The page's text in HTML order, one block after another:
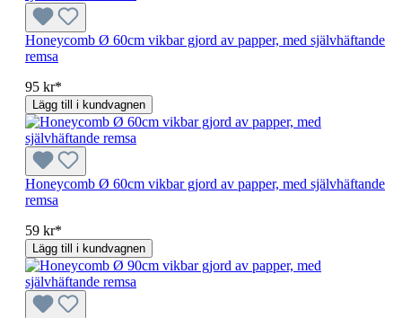
Honeycomb Ø 60cm vikbar gjord av papper, med självhäftande
remsa
95 kr*
Lägg till i kundvagnen
Honeycomb Ø 60cm vikbar gjord av papper, med självhäftande
remsa
59 kr*
Lägg till i kundvagnen